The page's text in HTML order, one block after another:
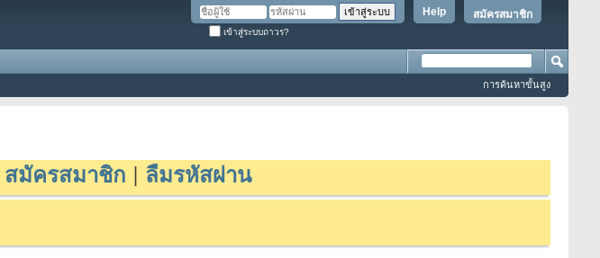
สมัครสมาชิก
Help
เข้าสู่ระบบถาวร?
การค้นหาขั้นสูง
สมัครสมาชิก ลืมรหัสผ่าน